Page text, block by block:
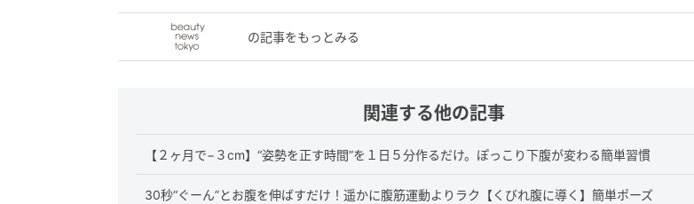
の記事をもっとみる
関連する他の記事
【２ヶ月で−３cm】“姿勢を正す時間”を１日５分作るだけ。ぽっこり下腹が変わる簡単習慣
30秒“ぐーん”とお腹を伸ばすだけ！遥かに腹筋運動よりラク【くびれ腹に導く】簡単ポーズ